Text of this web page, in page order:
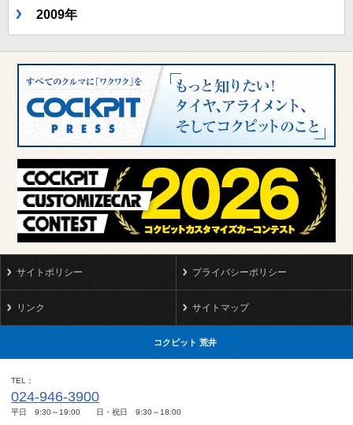
2009年
サイトポリシー プライバシーポリシー
リンク サイトマップ
コクピット 荒井
TEL
024-946-3900
平日 9:30～19:00 日・祝日 9:30～18:00